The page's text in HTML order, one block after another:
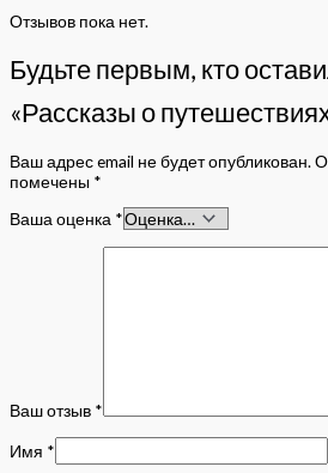
Отзывов пока нет.
Будьте первым, кто
«Рассказы о
Ваш адрес email не будет опубликован.
помечены *
Ваша оценка *
Ваш отзыв *
Имя *